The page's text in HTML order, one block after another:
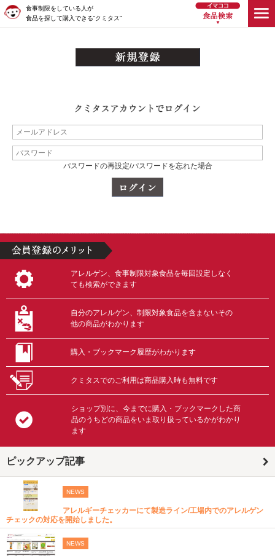
食事制限をしている人が
食品を探して購入できる“クミタス”
パスワードの再設定/パスワードを忘れた場合
アレルゲン、食事制限対象食品を毎回設定しなく
ても検索ができます
自分のアレルゲン、制限対象食品を含まないその
他の商品がわかります
購入・ブックマーク履歴がわかります
クミタスでのご利用は商品購入時も無料です
ショップ別に、今までに購入・ブックマークした商
品のうちどの商品をいま取り扱っているかがわかり
ます
ピックアップ記事
NEWS
アレルギーチェッカーにて製造ライン/工場内でのアレルゲン
チェックの対応を開始しました。
NEWS